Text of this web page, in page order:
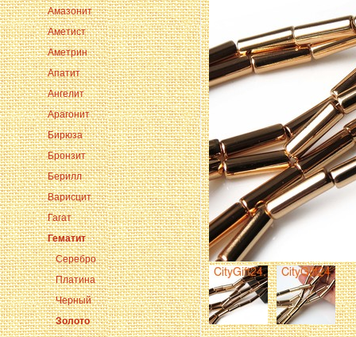
Амазонит
Аметист
Аметрин
Апатит
Ангелит
Арагонит
Бирюза
Бронзит
Берилл
Варисцит
Гагат
Гематит
Серебро
Платина
Черный
Золото